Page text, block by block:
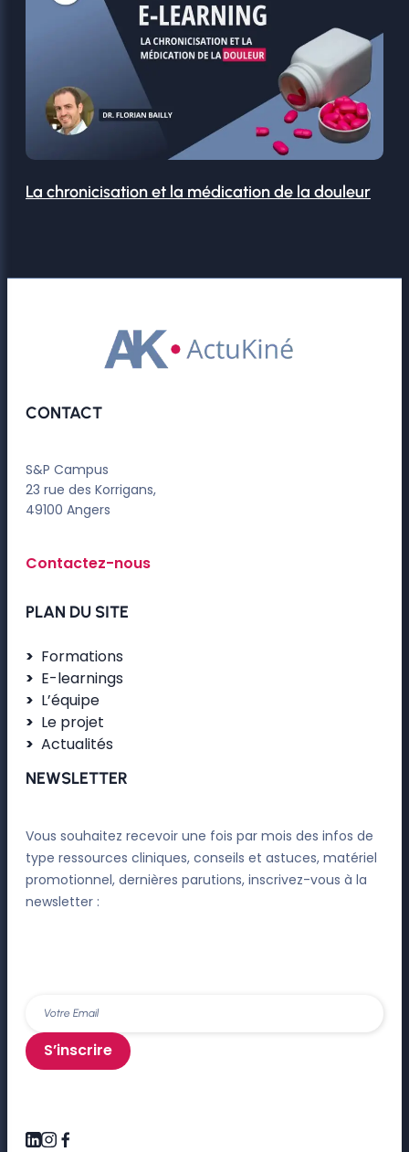
La chronicisation et la médication de la douleur
CONTACT
S&P Campus
23 rue des Korrigans,
49100 Angers
Contactez-nous
PLAN DU SITE
Formations
E-learnings
L’équipe
Le projet
Actualités
NEWSLETTER
Vous souhaitez recevoir une fois par mois des infos de
type ressources cliniques, conseils et astuces, matériel
promotionnel, dernières parutions, inscrivez-vous à la
newsletter :
S’inscrire